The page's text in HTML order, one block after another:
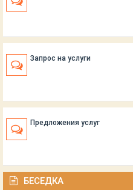
Запрос на услуги
Предложения услуг
БЕСЕДКА